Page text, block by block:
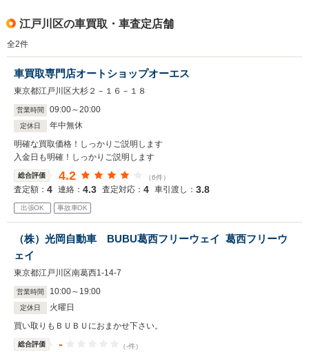
江戸川区の車買取・車査定店舗
全2件
車買取専門店オートショップオーエス
東京都江戸川区大杉２－１６－１８
営業時間 09:00～20:00
定休日
年中無休
明確な買取価格！しっかりご説明します
入金日も明確！しっかりご説明します
総合評価 4.2 （6件）
査定額： 4 連絡： 4.3 査定対応： 4 車引渡し： 3.8
出張OK 事故車OK
（株）光岡自動車 BUBU葛西フリーウェイ 葛西フリーウ
ェイ
東京都江戸川区南葛西1-14-7
営業時間 10:00～ 19:00
定休日
火曜日
買い取りもＢＵＢＵにおまかせ下さい。
総合評価 - （-件）